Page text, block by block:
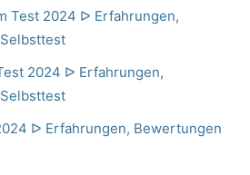
Test 2024 ᐅ Erfahrungen,
2024 ᐅ Erfahrungen,
ᐅ Erfahrungen, Bewertungen